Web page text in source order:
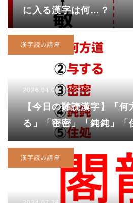
に入る漢字は何…？
漢字読み講座
2026.04.01
【今日の難読漢字】「
る」「密密」「鈍鈍」「
読めますか？
漢字読み講座